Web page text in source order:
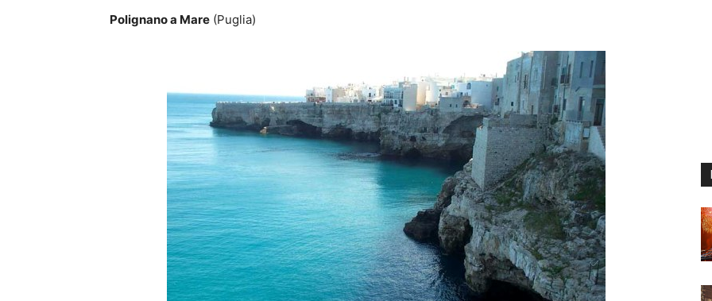
Polignano a Mare (Puglia)